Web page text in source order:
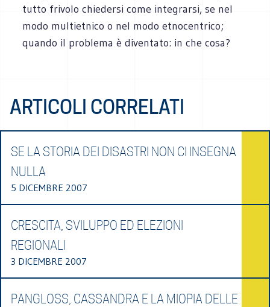
tutto frivolo chiedersi come integrarsi, se nel
modo multietnico o nel modo etnocentrico;
quando il problema è diventato: in che cosa?
ARTICOLI CORRELATI
SE LA STORIA DEI DISASTRI NON CI INSEGNA
NULLA
5 DICEMBRE 2007
CRESCITA, SVILUPPO ED ELEZIONI
REGIONALI
3 DICEMBRE 2007
PANGLOSS, CASSANDRA E LA MIOPIA DELLE